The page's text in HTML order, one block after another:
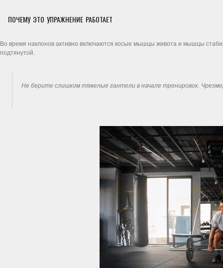
ПОЧЕМУ ЭТО УПРАЖНЕНИЕ РАБОТАЕТ
Во время наклонов активно включаются косые мышцы живота и мышцы
подтянутой.
Не берите слишком тяжелые гантели в начале тренировок.